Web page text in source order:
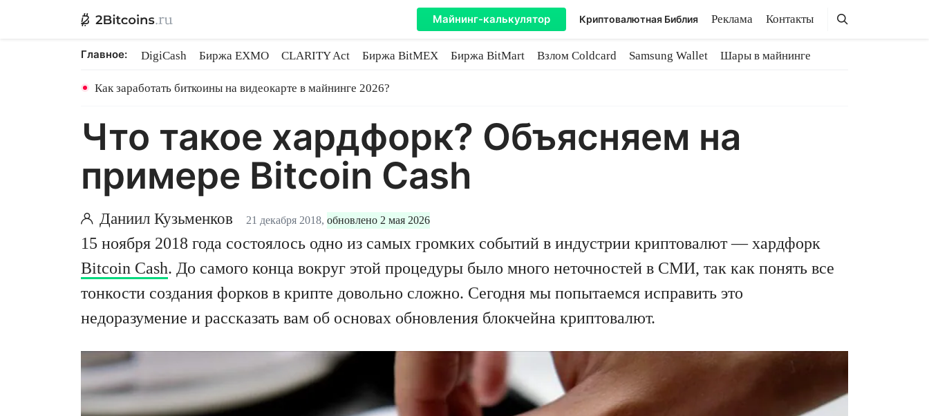
Майнинг-калькулятор Криптовалютная Библия Реклама Контакты Поиск
Поиск
Главное: DigiCash Биржа EXMO CLARITY Act Биржа BitMEX Биржа BitMart Взлом Coldcard Samsung Wallet
Шары в майнинге
Как заработать биткоины на видеокарте в майнинге 2026?
Что такое хардфорк? Объясняем на
примере Bitcoin Cash
Даниил Кузьменков 21 декабря 2018, обновлено 2 мая 2026
15 ноября 2018 года состоялось одно из самых громких событий в индустрии криптовалют — хардфорк
Bitcoin Cash. До самого конца вокруг этой процедуры было много неточностей в СМИ, так как понять все
тонкости создания форков в крипте довольно сложно. Сегодня мы попытаемся исправить это
недоразумение и рассказать вам об основах обновления блокчейна криптовалют.